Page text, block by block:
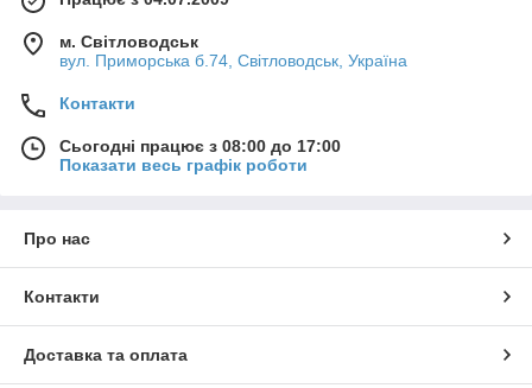
м. Світловодськ
вул. Приморська б.74, Світловодськ, Україна
Контакти
Сьогодні працює з 08:00 до 17:00
Показати весь графік роботи
Про нас
Контакти
Доставка та оплата